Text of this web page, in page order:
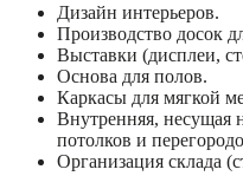
Дизайн интерьеров.
Производство досок
Выставки (дисплеи,
Основа для полов.
Каркасы для мягкой
Внутренняя, несущая
потолков и
Организация склада